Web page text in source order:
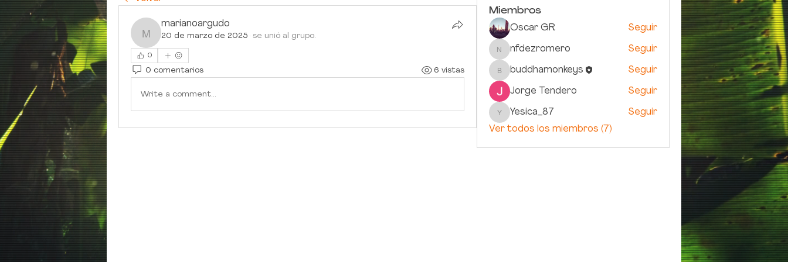
marianoargudo
marianoargudo
20 de marzo de 2025 · se unió al grupo.
0
0 comentarios 6 vistas
Write a comment...
Miembros
Oscar GR
Seguir
nfdezromero
nfdezromero Seguir
buddhamonkeys
buddhamonkeys Seguir
Jorge Tendero Seguir
Yesica_87
Yesica_87
Seguir
Ver todos los miembros (7)